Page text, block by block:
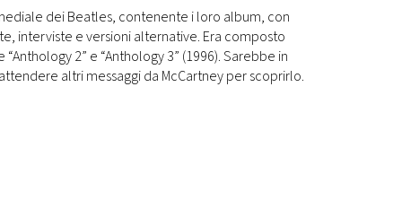
dei Beatles, contenente i loro album, con
interviste e versioni alternative. Era composto
2” e “Anthology 3” (1996). Sarebbe in
altri messaggi da McCartney per scoprirlo.